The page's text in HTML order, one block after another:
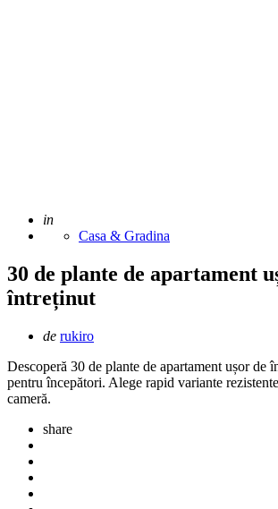
Adaugat
in
Casa & Gradina
30 de plante de apartament
întreținut
Scris
de rukiro
Descoperă 30 de plante de apartament ușor de
pentru începători. Alege rapid variante
cameră.
share